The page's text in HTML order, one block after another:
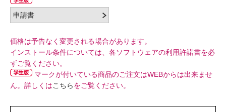
価格は予告なく変更される場合があります。
インストール条件については、各ソフトウェアの利用許諾書を必
ずご覧ください。
マークが付いている商品のご注文はWEBからは出来ませ
ん。詳しくはこちらをご覧ください。